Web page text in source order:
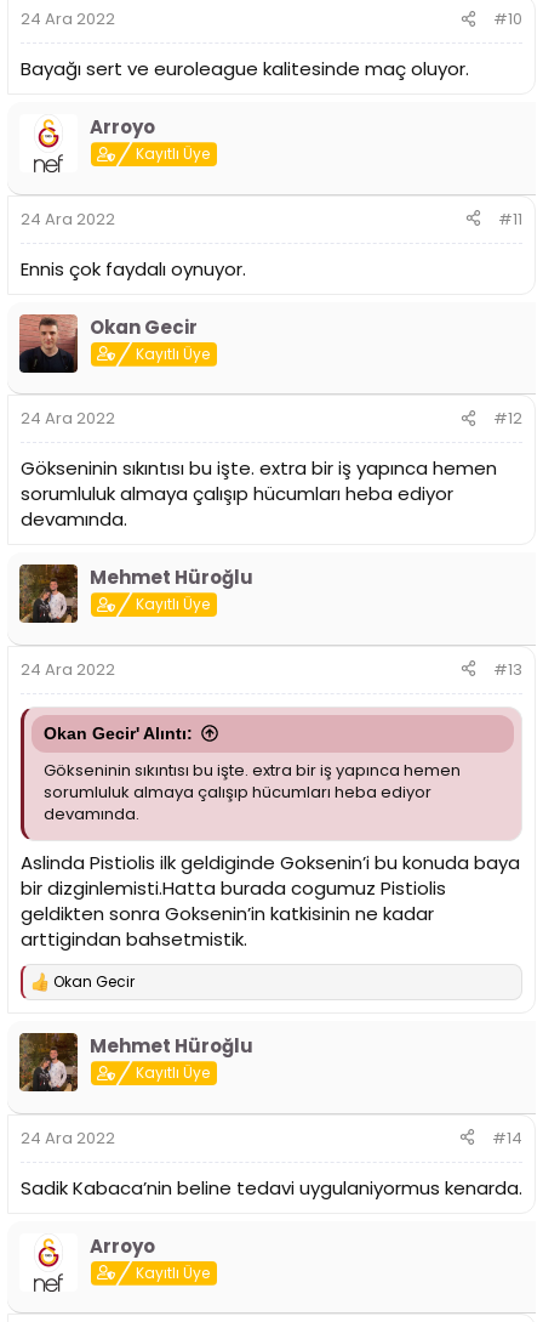
24 Ara 2022 #10
Bayağı sert ve euroleague kalitesinde maç oluyor.
Arroyo
Kayıtlı Üye
24 Ara 2022 #11
Ennis çok faydalı oynuyor.
Okan Gecir
Kayıtlı Üye
24 Ara 2022 #12
Gökseninin sıkıntısı bu işte. extra bir iş yapınca hemen
sorumluluk almaya çalışıp hücumları heba ediyor
devamında.
Mehmet Hüroğlu
Kayıtlı Üye
24 Ara 2022 #13
Okan Gecir' Alıntı:
Gökseninin sıkıntısı bu işte. extra bir iş yapınca hemen
sorumluluk almaya çalışıp hücumları heba ediyor
devamında.
Aslinda Pistiolis ilk geldiginde Goksenin’i bu konuda baya
bir dizginlemisti.Hatta burada cogumuz Pistiolis
geldikten sonra Goksenin’in katkisinin ne kadar
arttigindan bahsetmistik.
T
p
k
i
l
:
Okan Gecir
Mehmet Hüroğlu
Kayıtlı Üye
24 Ara 2022 #14
Sadik Kabaca’nin beline tedavi uygulaniyormus kenarda.
Arroyo
Kayıtlı Üye